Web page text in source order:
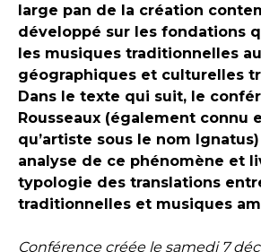
large pan de la création
développé sur les fondations
les musiques traditionnelles
géographiques et culturelles
Dans le texte qui suit, le
Rousseaux (également connu
qu’artiste sous le nom
analyse de ce phénomène et
typologie des translations
traditionnelles et musiques
Conférence créée le samedi 7